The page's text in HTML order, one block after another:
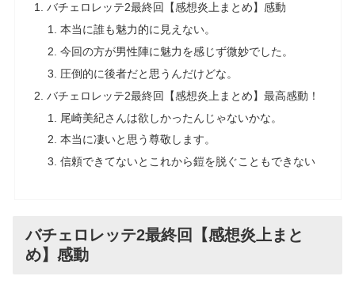
バチェロレッテ2最終回【感想炎上まとめ】感動
本当に誰も魅力的に見えない。
今回の方が男性陣に魅力を感じず微妙でした。
圧倒的に後者だと思うんだけどな。
バチェロレッテ2最終回【感想炎上まとめ】最高感動！
尾崎美紀さんは欲しかったんじゃないかな。
本当に凄いと思う尊敬します。
信頼できてないとこれから鎧を脱ぐこともできない
バチェロレッテ2最終回【感想炎上まと
め】感動